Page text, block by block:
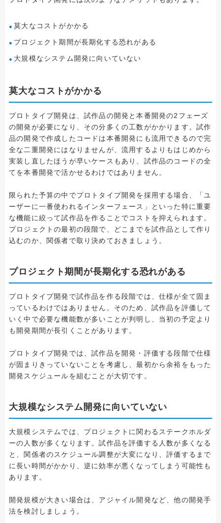
莫大なコストがかかる
プロジェクト期間が長期化する恐れがある
大規模なシステム開発に向いていない
莫大なコストがかかる
プロトタイプ開発は、試作品の開発と本番開発の2フェーズ
の開発が必要になり、その分多くの工数がかかります。試作
品の開発で作成したコードは本番開発にも流用できるので完
全な二重開発にはなりませんが、流用するよりもはじめから
実装し直したほうが早いケースもあり、試作品のコードの全
てを本番開発で活かせるわけではありません。
限られた予算の中でプロトタイプ開発を採用する場合、「ユ
ーザーに一番使われるインターフェース」といった特に重要
な機能に絞って試作品を作ることでコストを抑えられます。
プロジェクトの最初の段階で、どこまでを試作品として作り
込むのか、関係者で取り決めておきましょう。
プロジェクト期間が長期化する恐れがある
プロトタイプ開発で試作品を作る段階では、仕様が全て固ま
っているわけではありません。そのため、試作品を評価して
いく中で必要な機能数が多いことが判明し、当初の予定より
も開発期間が長引くことがあります。
プロトタイプ開発では、試作品を開発・評価する段階で仕様
が固まりきっていないことを考慮し、最初から余裕をもった
開発スケジュールを組むことが大切です。
大規模なシステム開発に向いていない
大規模システムでは、プロジェクトに関わるステークホルダ
ーの人数が多くなります。試作品を評価する人数が多くなる
と、関係者のスケジュール調整が大変になり、評価するまで
に長い時間がかかり、逆に効率が悪くなってしまう可能性も
あります。
開発規模が大きい場合は、アジャイル開発など、他の開発手
法を検討しましょう。